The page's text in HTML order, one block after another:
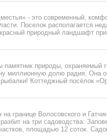
- это современный,
Поселок располагается
природный ландшафт
природы, охраняемый
миллионную долю радия. Она
Коттеджный посёлок
границе Волосовского и
на три садоводства:
площадью 12 соток.